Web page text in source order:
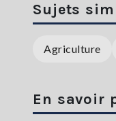
Sujets
Agriculture
En savoir